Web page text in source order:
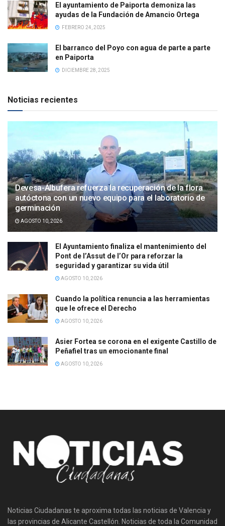
El ayuntamiento de Paiporta demoniza las
ayudas de la Fundación de Amancio Ortega
FEBRERO 24, 2025
El barranco del Poyo con agua de parte a parte
en Paiporta
DICIEMBRE 28, 2025
Noticias recientes
Devesa-Albufera refuerza la recuperación de la flora
autóctona con un nuevo equipo para el laboratorio de
germinación
AGOSTO 10, 2026
El Ayuntamiento finaliza el mantenimiento del
Pont de l’Assut de l’Or para reforzar la
seguridad y garantizar su vida útil
AGOSTO 10, 2026
Cuando la política renuncia a las herramientas
que le ofrece el Derecho
AGOSTO 10, 2026
Asier Fortea se corona en el exigente Castillo de
Peñafiel tras un emocionante final
AGOSTO 10, 2026
Noticias Ciudadanas te aproxima todas las noticias de Valencia y
las provincias de Alicante Castellón. Noticias de toda la Comunidad